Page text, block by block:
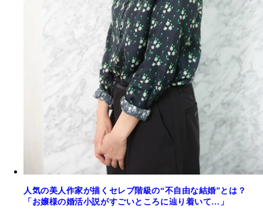
人気の美人作家が描くセレブ階級の“不自由な結婚”とは？
「お嬢様の婚活小説がすごいところに辿り着いて…」